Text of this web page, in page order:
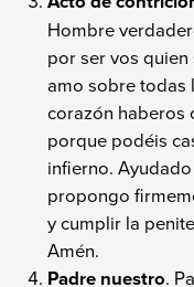
Hombre
por ser vos
amo sobre todas
corazón haberos
porque podéis
infierno.
propongo
y cumplir la
Amén.
Padre nuestro.